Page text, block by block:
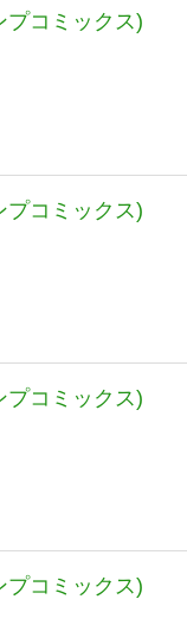
プコミックス)
プコミックス)
プコミックス)
プコミックス)